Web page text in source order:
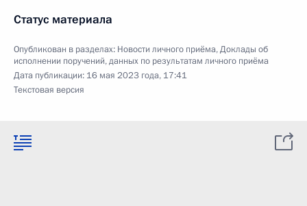
Статус материала
Опубликован в разделах: Новости личного приёма,Доклады об
исполнении поручений, данных по результатам личного приёма
Дата публикации: 16 мая 2023 года, 17:41
Текстовая версия